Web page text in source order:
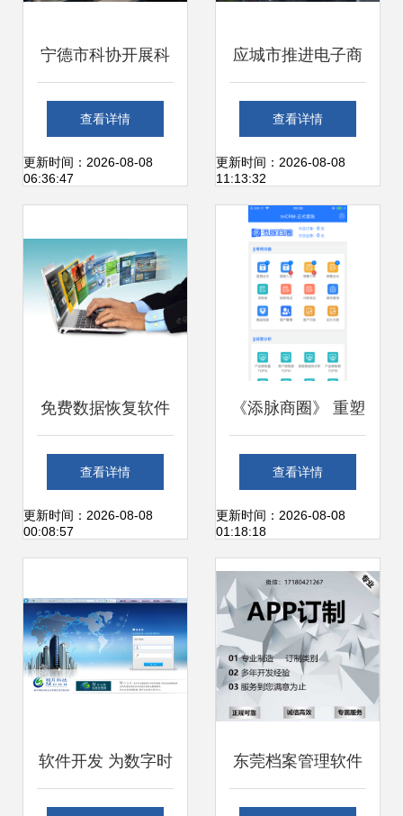
宁德市科协开展科
技信息上门服务 助
力办公服务软件开
查看详情
更新时间：2026-08-08
06:36:47
应城市推进电子商
务发展 以“星火燎
燃”之势点亮农村电
商与办公服务软件
新篇章
查看详情
更新时间：2026-08-08
11:13:32
免费数据恢复软件
给你，你真的敢用
吗？聚焦办公服务
查看详情
更新时间：2026-08-08
00:08:57
《添脉商圈》 重塑
办公服务软件的智
能化新生态
查看详情
更新时间：2026-08-08
01:18:18
软件开发 为数字时 东莞档案管理软件